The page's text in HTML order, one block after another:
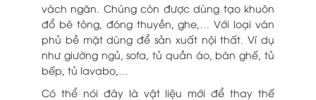
vách ngăn. Chúng còn được dùng tạo khuôn
đổ bê tông, đóng thuyền, ghe,… Với loại ván
phủ bề mặt dùng để sản xuất nội thất. Ví dụ
như giường ngủ, sofa, tủ quần áo, bàn ghế, tủ
bếp, tủ lavabo,…
Có thể nói đây là vật liệu mới để thay thế